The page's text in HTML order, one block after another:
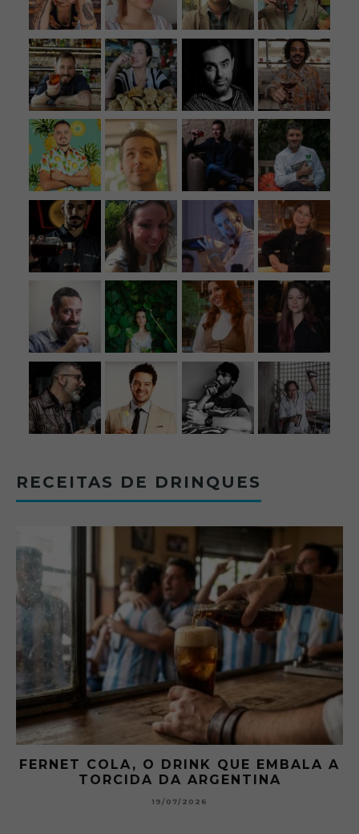
RECEITAS DE DRINQUES
FERNET COLA, O DRINK QUE EMBALA A
TORCIDA DA ARGENTINA
19/07/2026